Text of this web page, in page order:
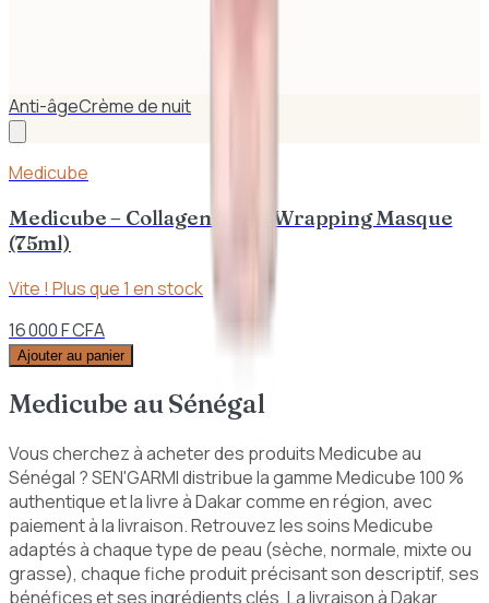
Anti-âgeCrème de nuit
Medicube
Medicube – Collagen Night Wrapping Masque
(75ml)
Vite ! Plus que1 en stock
16 000 F CFA
Ajouter au panier
Medicube au Sénégal
Vous cherchez à acheter des produits Medicube au
Sénégal ? SEN'GARMI distribue la gamme Medicube 100 %
authentique et la livre à Dakar comme en région, avec
paiement à la livraison. Retrouvez les soins Medicube
adaptés à chaque type de peau (sèche, normale, mixte ou
grasse), chaque fiche produit précisant son descriptif, ses
bénéfices et ses ingrédients clés. La livraison à Dakar